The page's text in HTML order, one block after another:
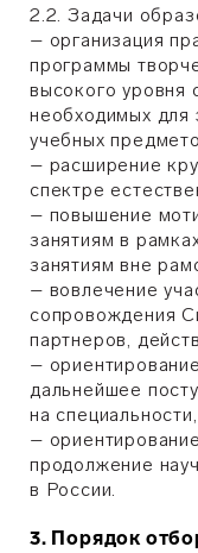
2.2. Задачи
– организация
программы
высокого уровня
необходимых для
учебных
– расширение
спектре
– повышение
занятиям в
занятиям вне
– вовлечение
сопровождения
партнеров,
–
дальнейшее
на
–
продолжение
в России.
3. Порядок